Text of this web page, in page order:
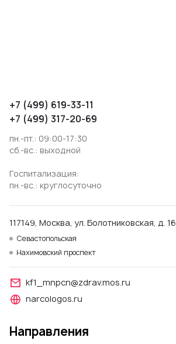
+7 (499) 619-33-11
+7 (499) 317-20-69
пн.-пт.: 09:00-17:30
сб.-вс.: выходной
Госпитализация:
пн.-вс.: круглосуточно
117149, Москва, ул. Болотниковская, д. 16
Севастопольская
Нахимовский проспект
kf1_mnpcn@zdrav.mos.ru
narcologos.ru
Направления